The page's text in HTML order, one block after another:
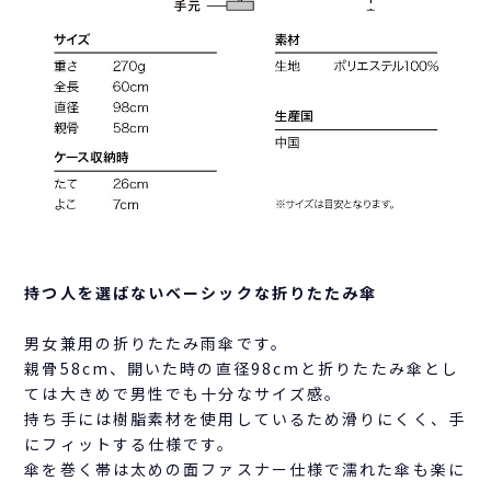
持つ人を選ばないベーシックな折りたたみ傘
男女兼用の折りたたみ雨傘です。
親骨58cm、開いた時の直径98cmと折りたたみ傘とし
ては大きめで男性でも十分なサイズ感。
持ち手には樹脂素材を使用しているため滑りにくく、手
にフィットする仕様です。
傘を巻く帯は太めの面ファスナー仕様で濡れた傘も楽に